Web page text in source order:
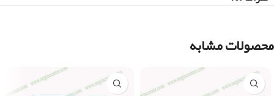
محصولات مشابه